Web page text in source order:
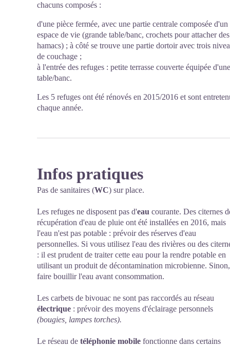
chacuns composés :
d'une pièce fermée, avec une partie centrale composée d'un
espace de vie (grande table/banc, crochets pour attacher des
hamacs) ; à côté se trouve une partie dortoir avec trois
de couchage ;
à l'entrée des refuges : petite terrasse couverte équipée d'une
table/banc.
Les 5 refuges ont été rénovés en 2015/2016 et sont
chaque année.
Infos pratiques
Pas de sanitaires (WC) sur place.
Les refuges ne disposent pas d'eau courante. Des citernes
récupération d'eau de pluie ont été installées en 2016, mais
l'eau n'est pas potable : prévoir des réserves d'eau
personnelles. Si vous utilisez l'eau des rivières ou des
: il est prudent de traiter cette eau pour la rendre potable en
utilisant un produit de décontamination microbienne. Sinon,
faire bouillir l'eau avant consommation.
Les carbets de bivouac ne sont pas raccordés au réseau
électrique : prévoir des moyens d'éclairage personnels
(bougies, lampes torches).
Le réseau de téléphonie mobile fonctionne dans certains